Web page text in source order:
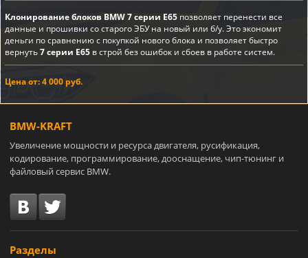
Клонирование блоков BMW 7 серии E65 позволяет перенести все
данные и прошивки со старого ЭБУ на новый или б/у. Это экономит
деньги по сравнению с покупкой нового блока и позволяет быстро
вернуть7 серии E65 в строй без ошибок и сбоев в работе систем.
Цена от: 4 000 руб.
BMW-KRAFT
Увеличение мощности и ресурса двигателя, русификация,
кодирование, программирование, дооснащение, чип-тюнинг и
файловый сервис BMW.
Разделы